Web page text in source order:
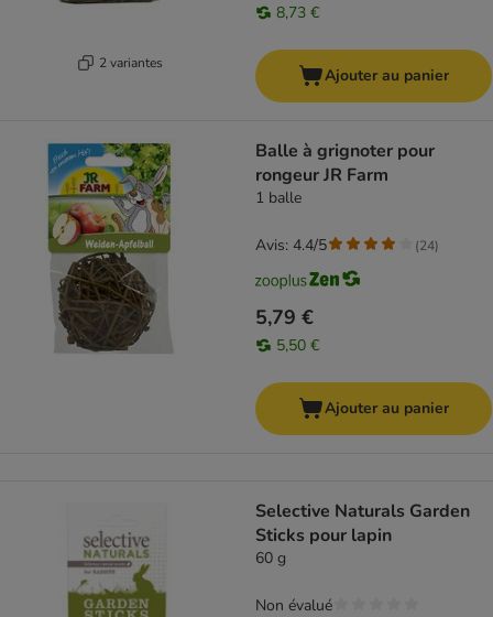
2 variantes
8,73 €
Ajouter au panier
Balle à grignoter pour
rongeur JR Farm
1 balle
5,79 €
5,50 €
Avis: 4.4/5 (24)
Ajouter au panier
Selective Naturals Garden
Sticks pour lapin
60 g
Non évalué